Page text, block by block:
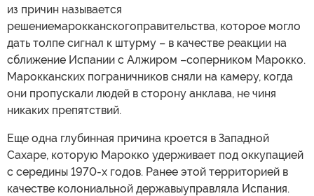
из причин называется
решениемарокканскогоправительства, которое могло
дать толпе сигнал к штурму – в качестве реакции на
сближение Испании с Алжиром –соперником Марокко.
Марокканских пограничников сняли на камеру, когда
они пропускали людей в сторону анклава, не чиня
никаких препятствий.
Еще одна глубинная причина кроется в Западной
Сахаре, которую Марокко удерживает под оккупацией
с середины 1970-х годов. Ранее этой территорией в
качестве колониальной державыуправляла Испания.